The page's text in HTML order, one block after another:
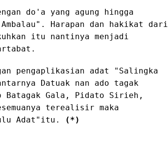
do'a yang agung hingga
Harapan dan hakikat dari
itu nantinya menjadi
pengaplikasian adat "Salingka
Datuak nan ado tagak
Batagak Gala, Pidato Sirieh,
terealisir maka
Adat"itu.
(*)